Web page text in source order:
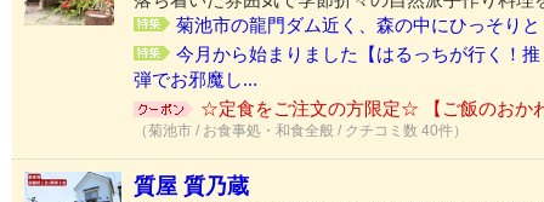
菊池市の龍門ダム近く、森の中にひっそり
今月から始まりました【はるっちが行く！
弾でお邪魔し...
☆定食をご注文の方限定☆ 【ご飯のおか
（菊池市 / お食事処・和食全般 / クチコミ数 40件）
質屋 質乃蔵